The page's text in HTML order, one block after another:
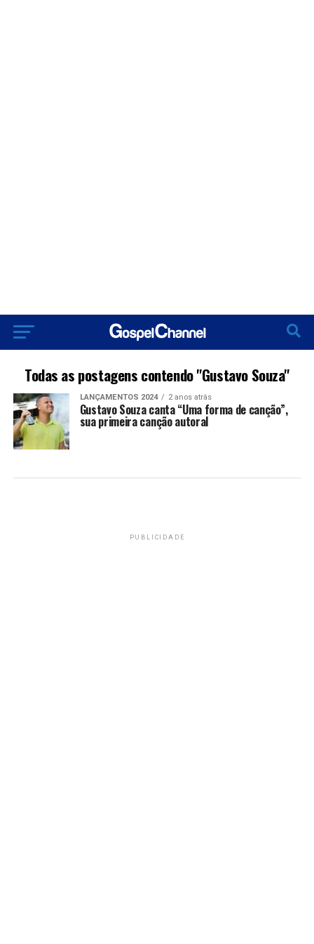
Todas as postagens contendo "Gustavo Souza"
LANÇAMENTOS 2024 2 anos atrás
Gustavo Souza canta “Uma forma de canção”,
sua primeira canção autoral
PUBLICIDADE